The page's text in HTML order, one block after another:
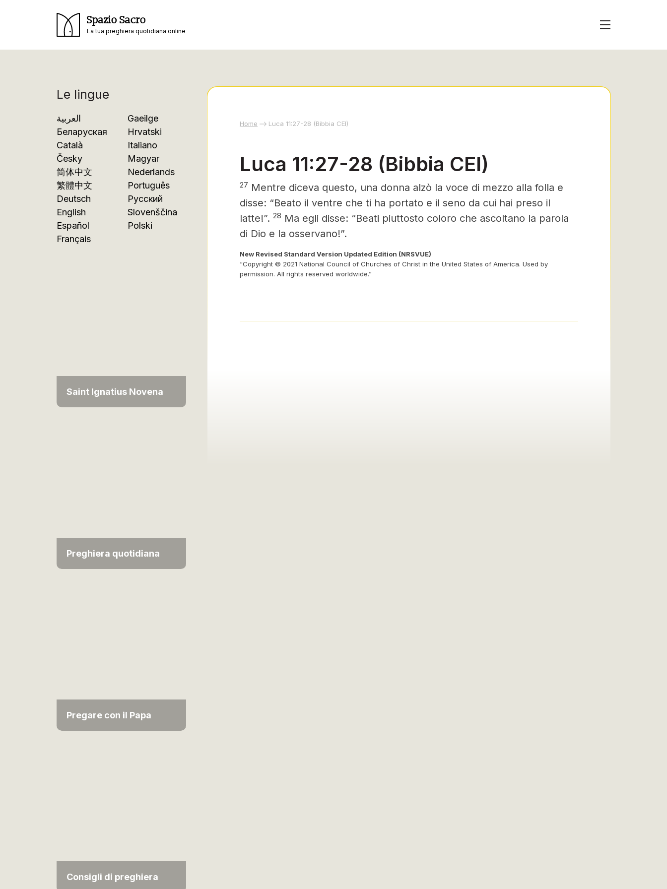
Spazio Sacro
La tua preghiera quotidiana online
Le lingue
العربية
Беларуская
Català
Česky
简体中文
繁體中文
Deutsch
English
Español
Français
Gaeilge
Hrvatski
Italiano
Magyar
Nederlands
Português
Русский
Slovenščina
Polski
Saint Ignatius Novena
Preghiera quotidiana
Pregare con il Papa
Consigli di preghiera
Home Luca 11:27-28 (Bibbia CEI)
Luca 11:27-28 (Bibbia CEI)
27 Mentre diceva questo, una donna alzò la voce di mezzo alla folla e
disse: “Beato il ventre che ti ha portato e il seno da cui hai preso il
latte!”. 28 Ma egli disse: “Beati piuttosto coloro che ascoltano la parola
di Dio e la osservano!”.
New Revised Standard Version Updated Edition (NRSVUE)
“Copyright © 2021 National Council of Churches of Christ in the United States of America. Used by
permission. All rights reserved worldwide.”